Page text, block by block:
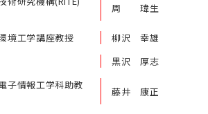
周 瑋生
境工学講座教授
柳沢 幸雄
黒沢 厚志
子情報工学科助教
藤井 康正